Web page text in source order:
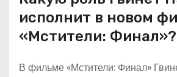
исполнит в новом
«Мстители: Финал»?
В фильме «Мстители: Финал»